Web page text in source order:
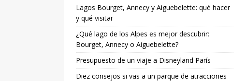
Lagos Bourget, Annecy y Aiguebelette: qué hacer
y qué visitar
¿Qué lago de los Alpes es mejor descubrir:
Bourget, Annecy o Aiguebelette?
Presupuesto de un viaje a Disneyland París
Diez consejos si vas a un parque de atracciones